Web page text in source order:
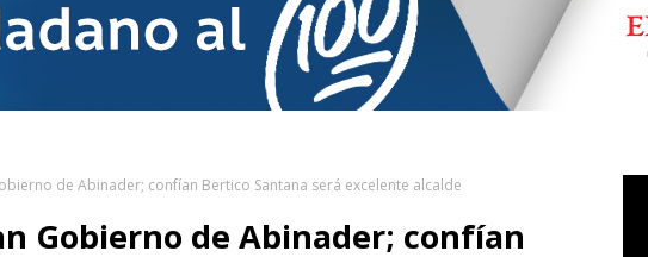
de Abinader; confían Bertico Santana será excelente alcalde
Gobierno de Abinader; confían